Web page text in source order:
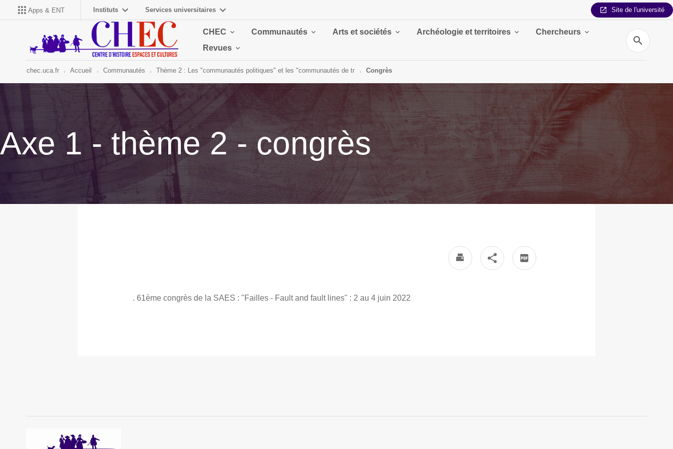
Apps & ENT Instituts Services universitaires Site de l'université
CHEC Communautés Arts et sociétés Archéologie et territoires
Chercheurs
Revues
Recherche
chec.uca.fr Accueil Communautés Thème 2 : Les "communautés politiques" et les "communautés de tr Congrès
Axe 1 - thème 2 - congrès
. 61ème congrès de la SAES : "Failles - Fault and fault lines" : 2 au 4 juin 2022